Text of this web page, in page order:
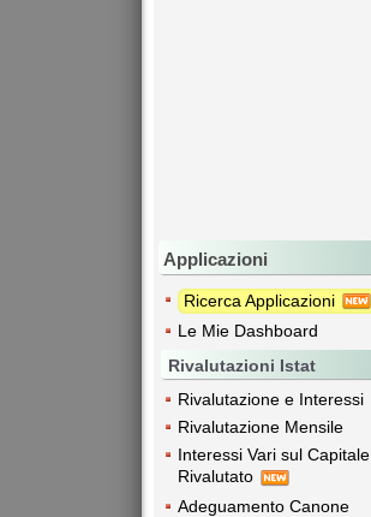
Applicazioni
Ricerca Applicazioni
Le Mie Dashboard
Rivalutazioni Istat
Rivalutazione e Interessi
Rivalutazione Mensile
Interessi Vari sul Capitale
Rivalutato
Adeguamento Canone